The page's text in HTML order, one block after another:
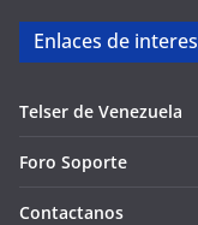
Enlaces de interes
Telser de Venezuela
Foro Soporte
Contactanos